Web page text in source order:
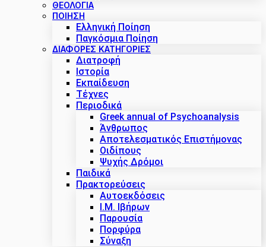
ΘΕΟΛΟΓΙΑ
ΠΟΙΗΣΗ
Ελληνική Ποίηση
Παγκόσμια Ποίηση
ΔΙΑΦΟΡΕΣ ΚΑΤΗΓΟΡΙΕΣ
Διατροφή
Ιστορία
Εκπαίδευση
Τέχνες
Περιοδικά
Greek annual of Psychoanalysis
Άνθρωπος
Αποτελεσματικός Επιστήμονας
Οιδίπους
Ψυχής Δρόμοι
Παιδικά
Πρακτoρεύσεις
Αυτοεκδόσεις
Ι.Μ. Ιβήρων
Παρουσία
Πορφύρα
Σύναξη